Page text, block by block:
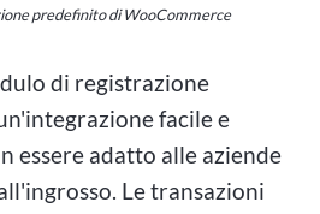
predefinito di WooCommerce
di registrazione
facile e
essere adatto alle aziende
Le transazioni